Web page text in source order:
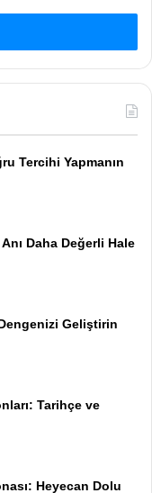
Tercihi Yapmanın
Daha Değerli Hale
Geliştirin
Tarihçe ve
Heyecan Dolu